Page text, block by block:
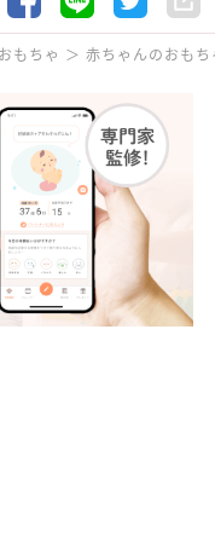
おもちゃ 赤ちゃんのおもち